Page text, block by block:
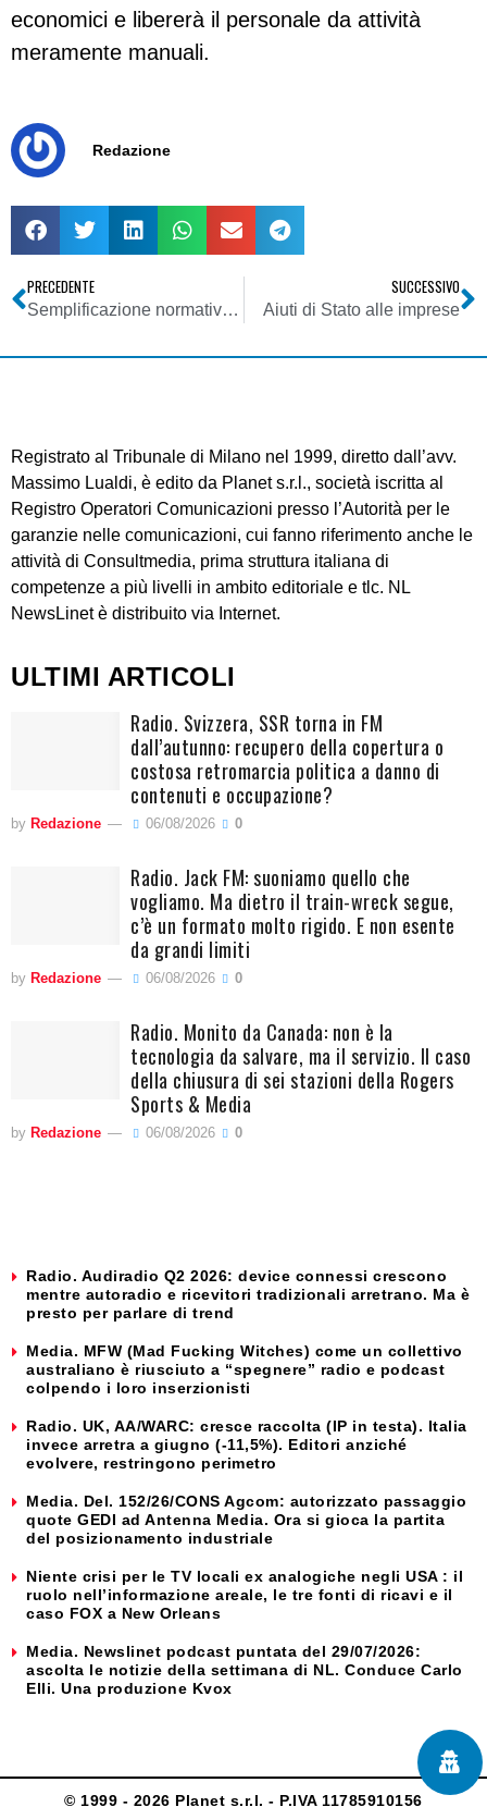
economici e libererà il personale da attività
meramente manuali.
Redazione
PRECEDENTE
Semplificazione normativa, al via la terza fase
SUCCESSIVO
Aiuti di Stato alle imprese
Registrato al Tribunale di Milano nel 1999, diretto dall’avv.
Massimo Lualdi, è edito da Planet s.r.l., società iscritta al
Registro Operatori Comunicazioni presso l’Autorità per le
garanzie nelle comunicazioni, cui fanno riferimento anche le
attività di Consultmedia, prima struttura italiana di
competenze a più livelli in ambito editoriale e tlc. NL
NewsLinet è distribuito via Internet.
ULTIMI ARTICOLI
Radio. Svizzera, SSR torna in FM
dall’autunno: recupero della copertura o
costosa retromarcia politica a danno di
contenuti e occupazione?
by Redazione 06/08/2026 0
Radio. Jack FM: suoniamo quello che
vogliamo. Ma dietro il train-wreck segue,
c’è un formato molto rigido. E non esente
da grandi limiti
by Redazione 06/08/2026 0
Radio. Monito da Canada: non è la
tecnologia da salvare, ma il servizio. Il caso
della chiusura di sei stazioni della Rogers
Sports & Media
by Redazione 06/08/2026 0
Radio. Audiradio Q2 2026: device connessi crescono
mentre autoradio e ricevitori tradizionali arretrano. Ma è
presto per parlare di trend
Media. MFW (Mad Fucking Witches) come un collettivo
australiano è riusciuto a “spegnere” radio e podcast
colpendo i loro inserzionisti
Radio. UK, AA/WARC: cresce raccolta (IP in testa). Italia
invece arretra a giugno (-11,5%). Editori anziché
evolvere, restringono perimetro
Media. Del. 152/26/CONS Agcom: autorizzato passaggio
quote GEDI ad Antenna Media. Ora si gioca la partita
del posizionamento industriale
Niente crisi per le TV locali ex analogiche negli USA : il
ruolo nell’informazione areale, le tre fonti di ricavi e il
caso FOX a New Orleans
Media. Newslinet podcast puntata del 29/07/2026:
ascolta le notizie della settimana di NL. Conduce Carlo
Elli. Una produzione Kvox
© 1999 - 2026 Planet s.r.l. - P.IVA 11785910156